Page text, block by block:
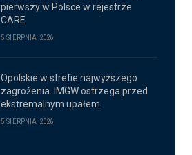
pierwszy w Polsce w rejestrze
CARE
5 SIERPNIA 2026
Opolskie w strefie najwyższego
zagrożenia. IMGW ostrzega przed
ekstremalnym upałem
5 SIERPNIA 2026